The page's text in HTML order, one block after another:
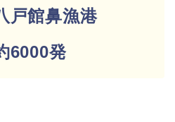
戸館鼻漁港
6000発